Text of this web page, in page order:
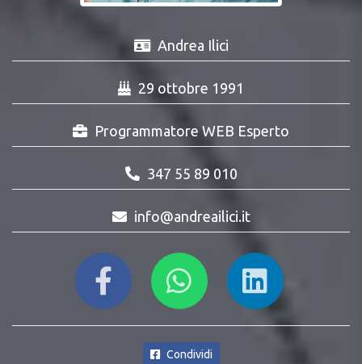
Andrea Ilici
29 ottobre 1991
Programmatore WEB Esperto
347 55 89 010
info@andreailici.it
Condividi